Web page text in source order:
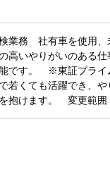
業務 社有車を使用
いやりがいのある
です。 ※東証プライ
若くても活躍でき、
抱けます。 変更範囲